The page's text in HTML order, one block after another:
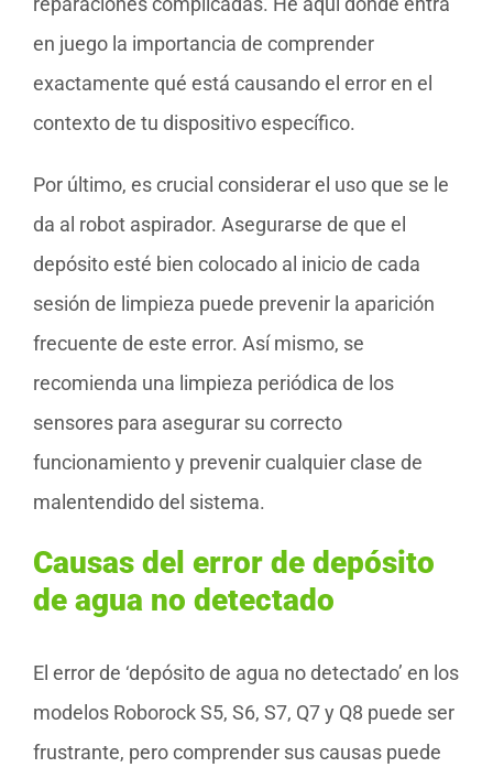
en juego la importancia de comprender
exactamente qué está causando el error en el
contexto de tu dispositivo específico.
Por último, es crucial considerar el uso que se le
da al robot aspirador. Asegurarse de que el
depósito esté bien colocado al inicio de cada
sesión de limpieza puede prevenir la aparición
frecuente de este error. Así mismo, se
recomienda una limpieza periódica de los
sensores para asegurar su correcto
funcionamiento y prevenir cualquier clase de
malentendido del sistema.
Causas del error de depósito
de agua no detectado
El error de ‘depósito de agua no detectado’ en los
modelos Roborock S5, S6, S7, Q7 y Q8 puede ser
frustrante, pero comprender sus causas puede